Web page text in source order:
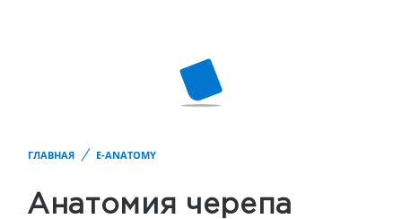
ГЛАВНАЯ E-ANATOMY
Анатомия черепа